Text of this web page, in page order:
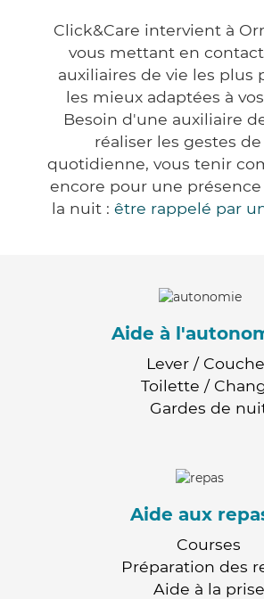
Click&Care intervient à
vous mettant en contact
auxiliaires de vie les plus
les mieux adaptées à
Besoin d'une auxiliaire
réaliser les gestes de
quotidienne, vous tenir
encore pour une
la nuit : être rappelé par
Aide à
Lever /
Toilette /
Gardes de
Aide aux
Courses
Préparation des
Aide à la prise